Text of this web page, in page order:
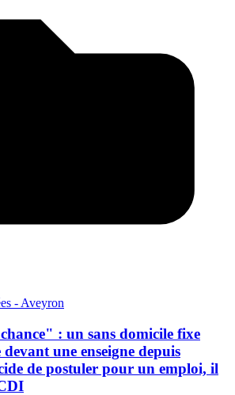
- Aveyron
: un sans domicile fixe
une enseigne depuis
de postuler pour un emploi, il